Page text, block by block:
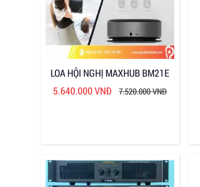
LOA HỘI NGHỊ MAXHUB BM21E
5.640.000 VNĐ
7.520.000 VNĐ